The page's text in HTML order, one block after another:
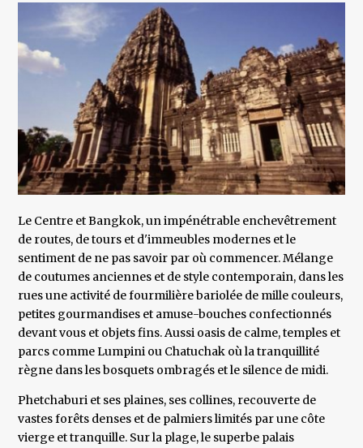
Le Centre et Bangkok, un impénétrable enchevêtrement
de routes, de tours et d'immeubles modernes et le
sentiment de ne pas savoir par où commencer. Mélange
de coutumes anciennes et de style contemporain, dans les
rues une activité de fourmilière bariolée de mille couleurs,
petites gourmandises et amuse-bouches confectionnés
devant vous et objets fins. Aussi oasis de calme, temples et
parcs comme Lumpini ou Chatuchak où la tranquillité
règne dans les bosquets ombragés et le silence de midi.
Phetchaburi et ses plaines, ses collines, recouverte de
vastes forêts denses et de palmiers limités par une côte
vierge et tranquille. Sur la plage, le superbe palais